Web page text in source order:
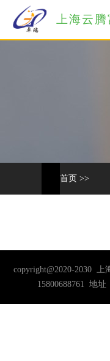
上海云
首页 >>
copyright@2020-2030
15800688761 地